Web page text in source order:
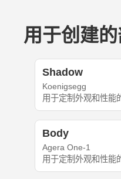
用于创建
Shadow
Koenigsegg
用于定制外观和性能
Body
Agera One-1
用于定制外观和性能